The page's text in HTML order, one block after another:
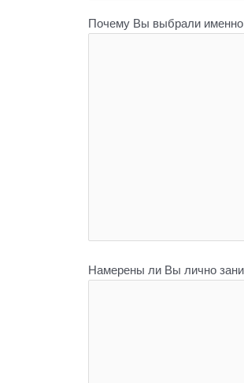
Почему Вы выбрали именно
Намерены ли Вы лично